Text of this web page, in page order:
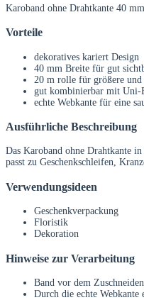
Karoband ohne Drahtkante 40
Vorteile
dekoratives kariert Design
40 mm Breite für gut
20 m rolle für größere
gut kombinierbar mit Uni-
echte Webkante für eine
Ausführliche Beschreibung
Das Karoband ohne Drahtkante
passt zu Geschenkschleifen,
Verwendungsideen
Geschenkverpackung
Floristik
Dekoration
Hinweise zur Verarbeitung
Band vor dem
Durch die echte Webkante